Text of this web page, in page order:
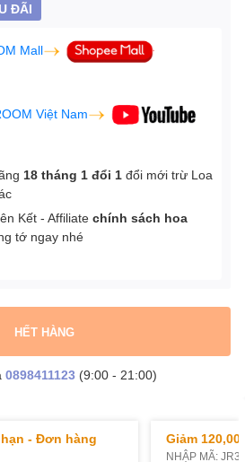
ĐÃI
Mall
Việt Nam
18 tháng 1 đổi 1 đổi mới trừ Loa
Kết - Affiliate chính sách hoa
tớ ngay nhé
HẾT HÀNG
0898411123(9:00 - 21:00)
- Đơn hàng
Giảm
NHẬP MÃ: